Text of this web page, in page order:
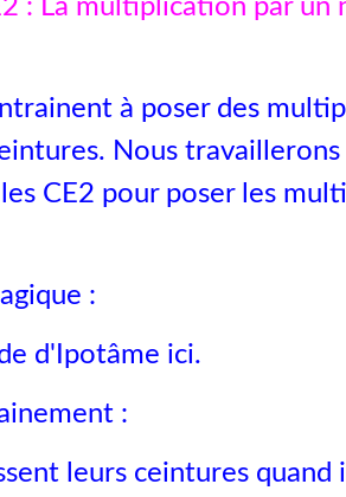
: La multiplication par un
à poser des
Nous
CE2 pour poser les
:
d'Ipotâme ici.
:
leurs ceintures quand